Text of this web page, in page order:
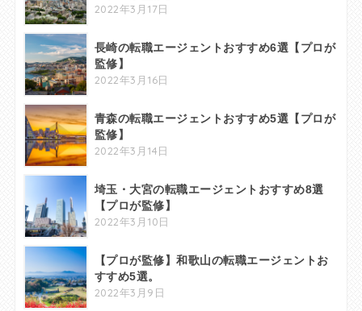
2022年3月17日
長崎の転職エージェントおすすめ6選【プロが
監修】
2022年3月16日
青森の転職エージェントおすすめ5選【プロが
監修】
2022年3月14日
埼玉・大宮の転職エージェントおすすめ8選
【プロが監修】
2022年3月10日
【プロが監修】和歌山の転職エージェントお
すすめ5選。
2022年3月9日